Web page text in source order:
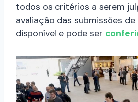
todos os critérios a serem
avaliação das submissões
disponível e pode ser